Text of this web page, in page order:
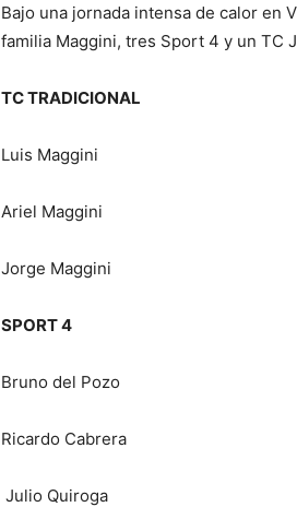
Bajo una jornada intensa de calor en
familia Maggini, tres Sport 4 y un TC
TC TRADICIONAL
Luis Maggini
Ariel Maggini
Jorge Maggini
SPORT 4
Bruno del Pozo
Ricardo Cabrera
Julio Quiroga